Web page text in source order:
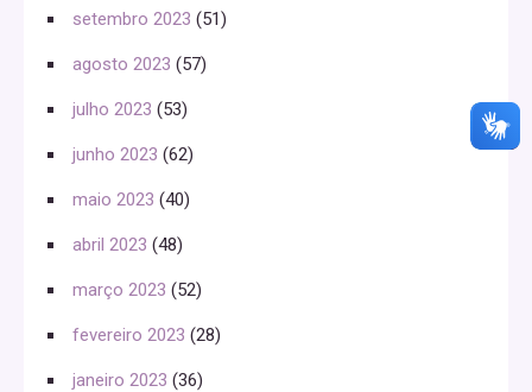
setembro 2023 (51)
agosto 2023 (57)
julho 2023 (53)
junho 2023 (62)
maio 2023 (40)
abril 2023 (48)
março 2023 (52)
fevereiro 2023 (28)
janeiro 2023 (36)